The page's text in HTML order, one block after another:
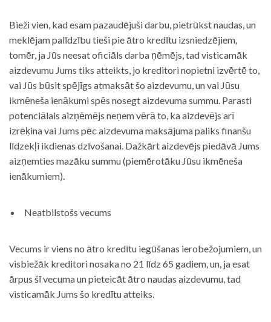
Bieži vien, kad esam pazaudējuši darbu, pietrūkst naudas, un
meklējam palīdzību tieši pie ātro kredītu izsniedzējiem,
tomēr, ja Jūs neesat oficiāls darba ņēmējs, tad visticamāk
aizdevumu Jums tiks atteikts, jo kreditori nopietni izvērtē to,
vai Jūs būsit spējīgs atmaksāt šo aizdevumu, un vai Jūsu
ikmēneša ienākumi spēs nosegt aizdevuma summu. Parasti
potenciālais aizņēmējs neņem vērā to, ka aizdevējs arī
izrēķina vai Jums pēc aizdevuma maksājuma paliks finanšu
līdzekļi ikdienas dzīvošanai. Dažkārt aizdevējs piedāvā Jums
aizņemties mazāku summu (piemērotāku Jūsu ikmēneša
ienākumiem).
Neatbilstošs vecums
Vecums ir viens no ātro kredītu iegūšanas ierobežojumiem, un
visbiežāk kreditori nosaka no 21 līdz 65 gadiem, un, ja esat
ārpus šī vecuma un pieteicāt ātro naudas aizdevumu, tad
visticamāk Jums šo kredītu atteiks.